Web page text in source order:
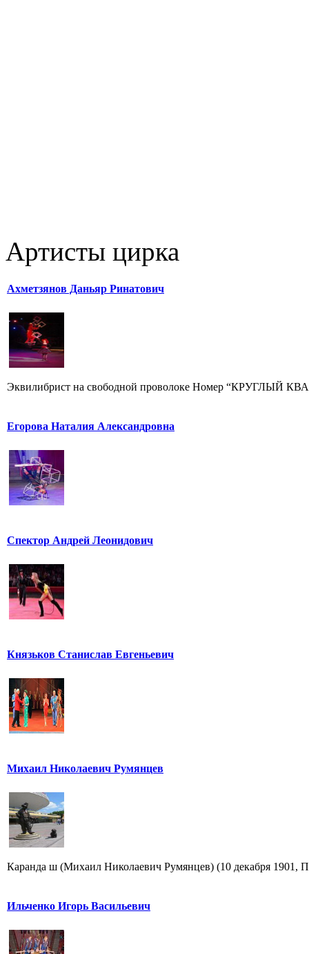
Артисты цирка
Ахметзянов Даньяр Ринатович
Эквилибрист на свободной проволоке Номер “КРУГЛЫЙ
Егорова Наталия Александровна
Спектор Андрей Леонидович
Князьков Станислав Евгеньевич
Михаил Николаевич Румянцев
Каранда ш (Михаил Николаевич Румянцев) (10 декабря 1901,
Ильченко Игорь Васильевич